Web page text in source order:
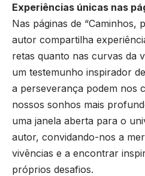
Experiências únicas nas
Nas páginas de “Caminhos,
autor compartilha
retas quanto nas curvas da
um testemunho inspirador
a perseverança podem nos
nossos sonhos mais
uma janela aberta para o
autor, convidando-nos a
vivências e a encontrar
próprios desafios.